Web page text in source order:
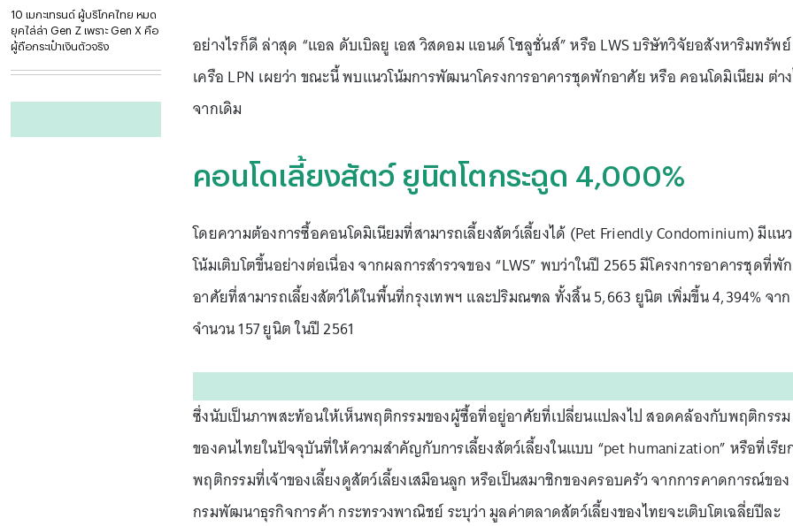
10 เมกะเทรนด์ ผู้บริโภคไทย หมด
ยุคไล่ล่า Gen Z เพราะ Gen X คือ
ผู้ถือกระเป๋าเงินตัวจริง
อย่างไรก็ดี ล่าสุด “แอล ดับเบิลยู เอส วิสดอม แอนด์ โซลูชั่นส์” หรือ LWS บริษัทวิจัยอสังหาริมทรัพ
เครือ LPN เผยว่า ขณะนี้ พบแนวโน้มการพัฒนาโครงการอาคารชุดพักอาศัย หรือ คอนโดมิเนียม ต่า
จากเดิม
คอนโดเลี้ยงสัตว์ ยูนิตโตกระฉูด 4,000%
โดยความต้องการซื้อคอนโดมิเนียมที่สามารถเลี้ยงสัตว์เลี้ยงได้ (Pet Friendly Condominium) มีแนว
โน้มเติบโตขึ้นอย่างต่อเนื่อง จากผลการสำรวจของ “LWS” พบว่าในปี 2565 มีโครงการอาคารชุดที่พัก
อาศัยที่สามารถเลี้ยงสัตว์ได้ในพื้นที่กรุงเทพฯ และปริมณฑล ทั้งสิ้น 5,663 ยูนิต เพิ่มขึ้น 4,394% จาก
จำนวน 157 ยูนิต ในปี 2561
ซึ่งนับเป็นภาพสะท้อนให้เห็นพฤติกรรมของผู้ซื้อที่อยู่อาศัยที่เปลี่ยนแปลงไป สอดคล้องกับพฤติกรรม
ของคนไทยในปัจจุบันที่ให้ความสำคัญกับการเลี้ยงสัตว์เลี้ยงในแบบ “pet humanization” หรือที่เรีย
พฤติกรรมที่เจ้าของเลี้ยงดูสัตว์เลี้ยงเสมือนลูก หรือเป็นสมาชิกของครอบครัว จากการคาดการณ์ของ
กรมพัฒนาธุรกิจการค้า กระทรวงพาณิชย์ ระบุว่า มูลค่าตลาดสัตว์เลี้ยงของไทยจะเติบโตเฉลี่ยปีละ